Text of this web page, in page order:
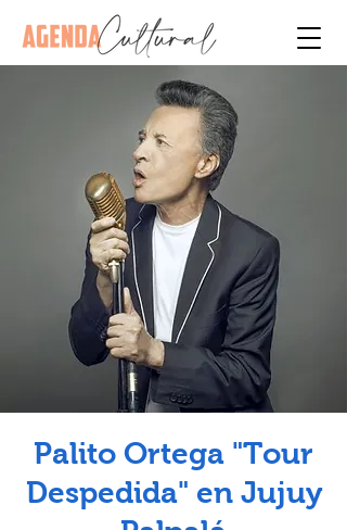
Palito Ortega "Tour
Despedida" en Jujuy